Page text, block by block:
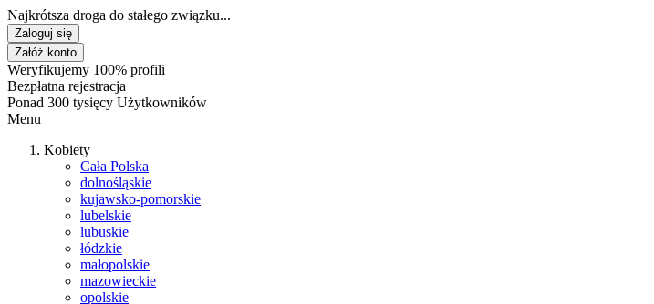
Najkrótsza droga do stałego związku...
Zaloguj się
Załóż konto
Weryfikujemy 100% profili
Bezpłatna rejestracja
Ponad 300 tysięcy Użytkowników
Menu
Kobiety
Cała Polska
dolnośląskie
kujawsko-pomorskie
lubelskie
lubuskie
łódzkie
małopolskie
mazowieckie
opolskie